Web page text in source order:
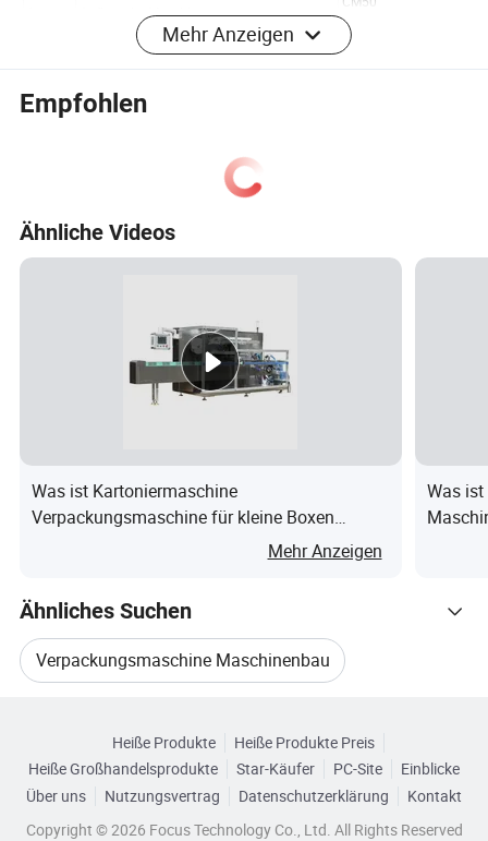
Mehr Anzeigen
Empfohlen
Ähnliche Videos
Was ist Kartoniermaschine
Verpackungsmaschine für kleine Boxen
Verpackungsmaschine
Mehr Anzeigen
Was
Ähnliches Suchen
Verpackungsmaschine Maschinenbau
Verpackungslinie Verpackungsmaschine
Heiße Produkte
Heiße Produkte Preis
Heiße Großhandelsprodukte
Star-Käufer PC-Site
Einblicke
Über uns
Nutzungsvertrag Datenschutzerklärung
Kontakt
Copyright © 2026 Focus Technology Co., Ltd. All Rights Reserved